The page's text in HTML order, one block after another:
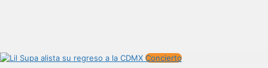
Concierto